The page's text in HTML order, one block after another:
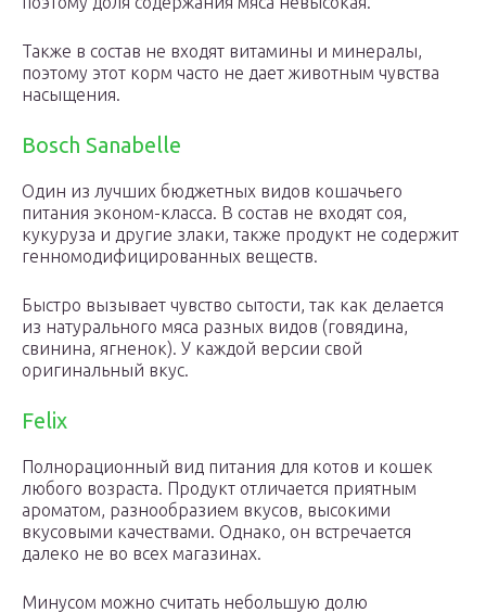
Также в состав не входят витамины и минералы,
поэтому этот корм часто не дает животным чувства
насыщения.
Bosch Sanabelle
Один из лучших бюджетных видов кошачьего
питания эконом-класса. В состав не входят соя,
кукуруза и другие злаки, также продукт не содержит
генномодифицированных веществ.
Быстро вызывает чувство сытости, так как делается
из натурального мяса разных видов (говядина,
свинина, ягненок). У каждой версии свой
оригинальный вкус.
Felix
Полнорационный вид питания для котов и кошек
любого возраста. Продукт отличается приятным
ароматом, разнообразием вкусов, высокими
вкусовыми качествами. Однако, он встречается
далеко не во всех магазинах.
Минусом можно считать небольшую долю